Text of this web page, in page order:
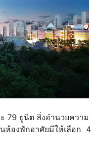
79 ยูนิต สิ่งอำนวยความ
ห้องพักอาศัยมีให้เลือก 4